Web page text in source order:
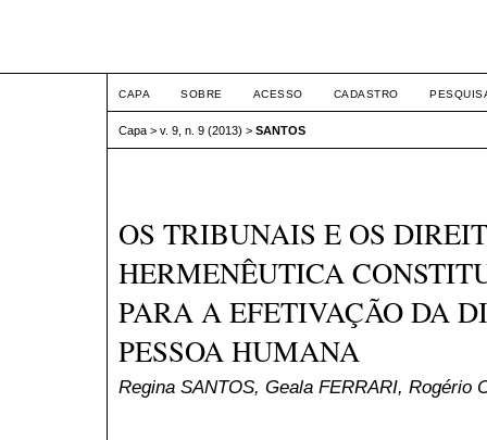
CAPA SOBRE ACESSO CADASTRO
Capa > v. 9, n. 9 (2013) > SANTOS
OS TRIBUNAIS E OS
HERMENÊUTICA
PARA A EFETIVAÇÃO DA
PESSOA HUMANA
Regina SANTOS, Geala FERRARI, Rogério